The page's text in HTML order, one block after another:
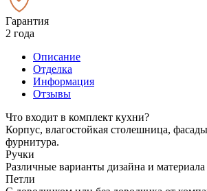
Гарантия
2 года
Описание
Отделка
Информация
Отзывы
Что входит в комплект кухни?
Корпус, влагостойкая столешница,
фурнитура.
Ручки
Различные варианты дизайна и
Петли